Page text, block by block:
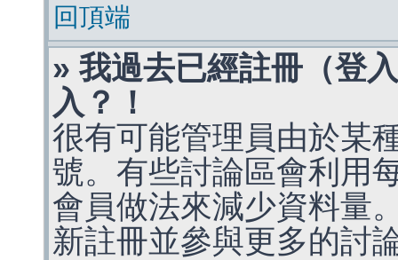
回頂端
» 我過去已經註冊（登
入？！
很有可能管理員由於某
號。有些討論區會利用
會員做法來減少資料量
新註冊並參與更多的討